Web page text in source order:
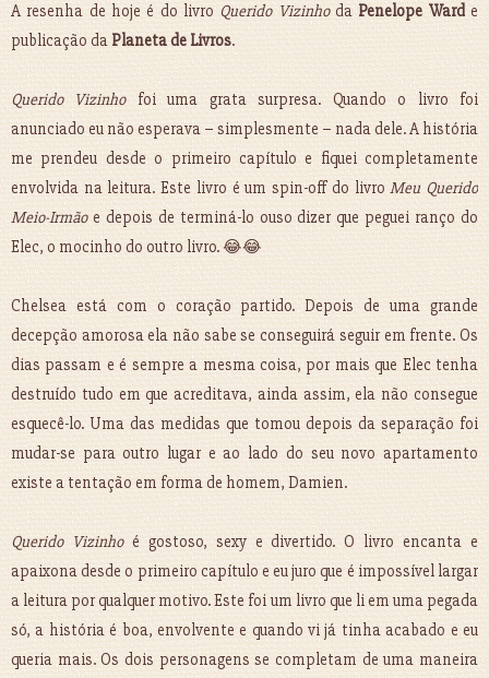
A resenha de hoje é do livro Querido VizinhodaPenelope Warde
publicação daPlaneta de Livros.
Querido Vizinhofoi uma grata surpresa. Quando o livro foi
anunciado eu não esperava – simplesmente – nada dele. A história
me prendeu desde o primeiro capítulo e fiquei completamente
envolvida na leitura. Este livro é um spin-off do livroMeu Querido
Meio-Irmãoe depois de terminá-lo ouso dizer que peguei ranço do
Elec, o mocinho do outro livro. 😂😂
Chelsea está com o coração partido. Depois de uma grande
decepção amorosa ela não sabe se conseguirá seguir em frente. Os
dias passam e é sempre a mesma coisa, por mais que Elec tenha
destruído tudo em que acreditava, ainda assim, ela não consegue
esquecê-lo. Uma das medidas que tomou depois da separação foi
mudar-se para outro lugar e ao lado do seu novo apartamento
existe a tentação em forma de homem, Damien.
Querido Vizinhoé gostoso, sexy e divertido. O livro encanta e
apaixona desde o primeiro capítulo e eu juro que é impossível largar
a leitura por qualquer motivo. Este foi um livro que li em uma pegada
só, a história é boa, envolvente e quando vi já tinha acabado e eu
queria mais. Os dois personagens se completam de uma maneira